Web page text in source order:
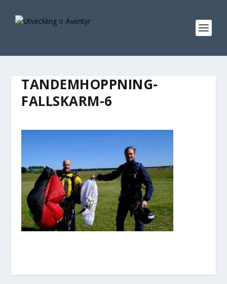
TANDEMHOPPNING-
FALLSKARM-6